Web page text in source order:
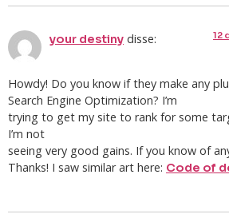
your destiny disse: 12
Howdy! Do you know if they make any
Search Engine Optimization? I’m
trying to get my site to rank for some
I’m not
seeing very good gains. If you know of
Thanks! I saw similar art here: Code of